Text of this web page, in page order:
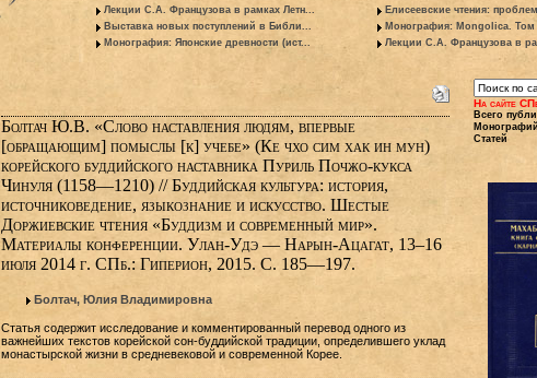
Лекции С.А. Французова в рамках Летн...
Выставка новых поступлений в Библи...
Монография: Японские древности (ист...
Елисеевские чтения:
Монография: Mongolica. Том
Лекции С.А. Французова в
Болтач Ю.В. «Слово наставления людям, впервые
[обращающим] помыслы [к] учебе» (Ке чхо сим хак ин мун)
корейского буддийского наставника Пуриль Почжо-кукса
Чинуля (1158—1210) // Буддийская культура: история,
источниковедение, языкознание и искусство. Шестые
Доржиевские чтения «Буддизм и современный мир».
Материалы конференции. Улан-Удэ — Нарын-Ацагат, 13–16
июля 2014 г. СПб.: Гиперион, 2015. С. 185—197.
Болтач, Юлия Владимировна
Статья содержит исследование и комментированный перевод одного из
важнейших текстов корейской сон-буддийской традиции, определившего уклад
монастырской жизни в средневековой и современной Корее.
На сайте
Всего
Монографий
Статей